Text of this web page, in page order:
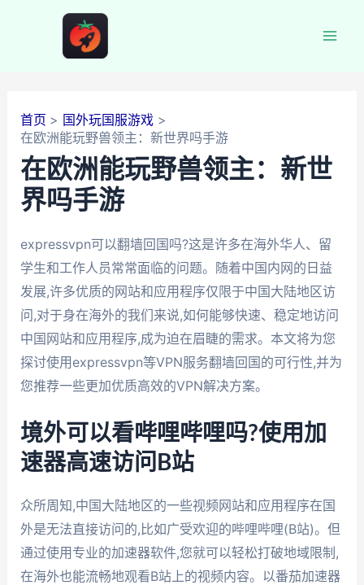
首页
国外玩国服游戏
在欧洲能玩野兽领主：新世界吗手游
在欧洲能玩野兽领主：新世
界吗手游
expressvpn可以翻墙回国吗?这是许多在海外华人、留
学生和工作人员常常面临的问题。随着中国内网的日益
发展,许多优质的网站和应用程序仅限于中国大陆地区访
问,对于身在海外的我们来说,如何能够快速、稳定地访问
中国网站和应用程序,成为迫在眉睫的需求。本文将为您
探讨使用expressvpn等VPN服务翻墙回国的可行性,并为
您推荐一些更加优质高效的VPN解决方案。
境外可以看哔哩哔哩吗?使用加
速器高速访问B站
众所周知,中国大陆地区的一些视频网站和应用程序在国
外是无法直接访问的,比如广受欢迎的哔哩哔哩(B站)。但
通过使用专业的加速器软件,您就可以轻松打破地域限制,
在海外也能流畅地观看B站上的视频内容。以番茄加速器